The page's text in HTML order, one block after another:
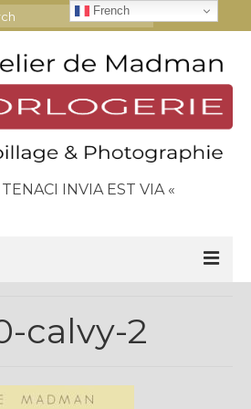
INVIA EST VIA «
calvy-2
French